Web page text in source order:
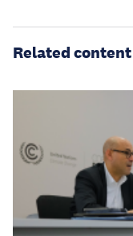
Related content